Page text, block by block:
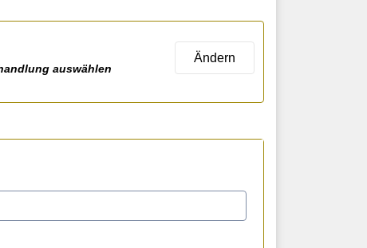
auswählen
Ändern